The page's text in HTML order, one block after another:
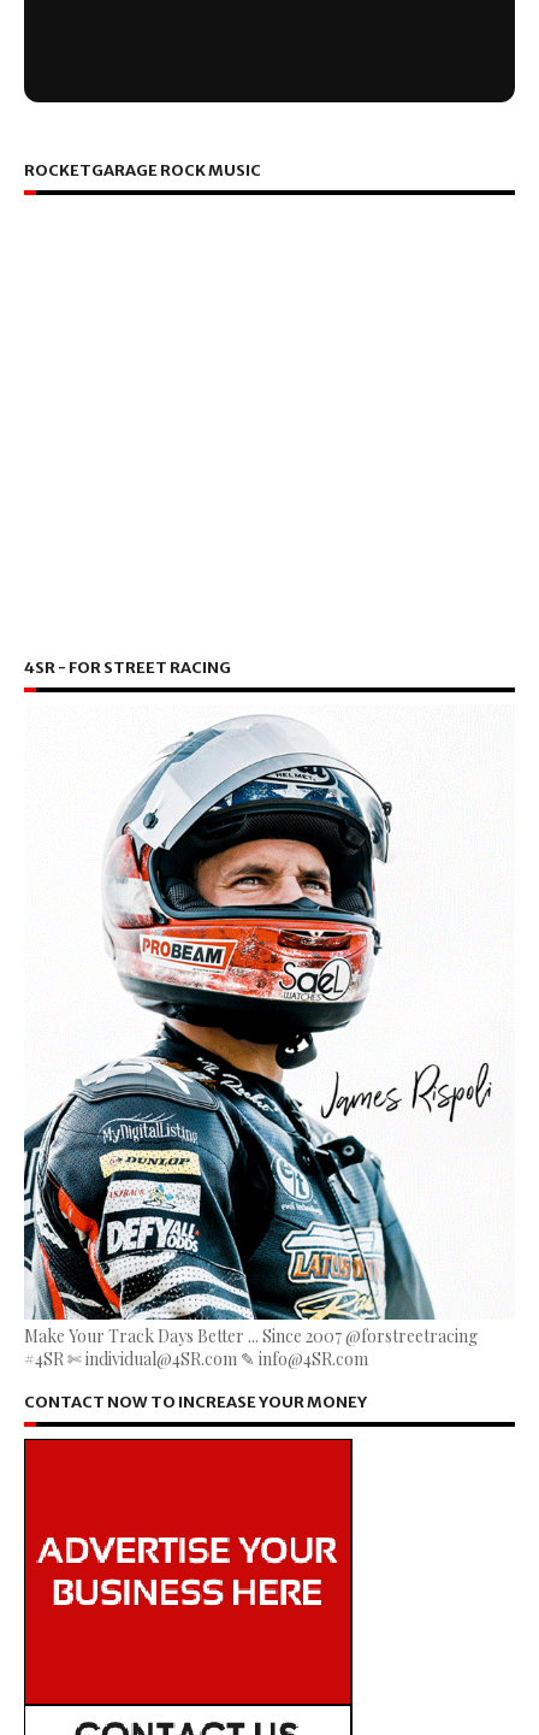
ROCKETGARAGE ROCK MUSIC
4SR - FOR STREET RACING
Make Your Track Days Better ... Since 2007 @forstreetracing
#4SR ✄ individual@4SR.com ✎ info@4SR.com
CONTACT NOW TO INCREASE YOUR MONEY